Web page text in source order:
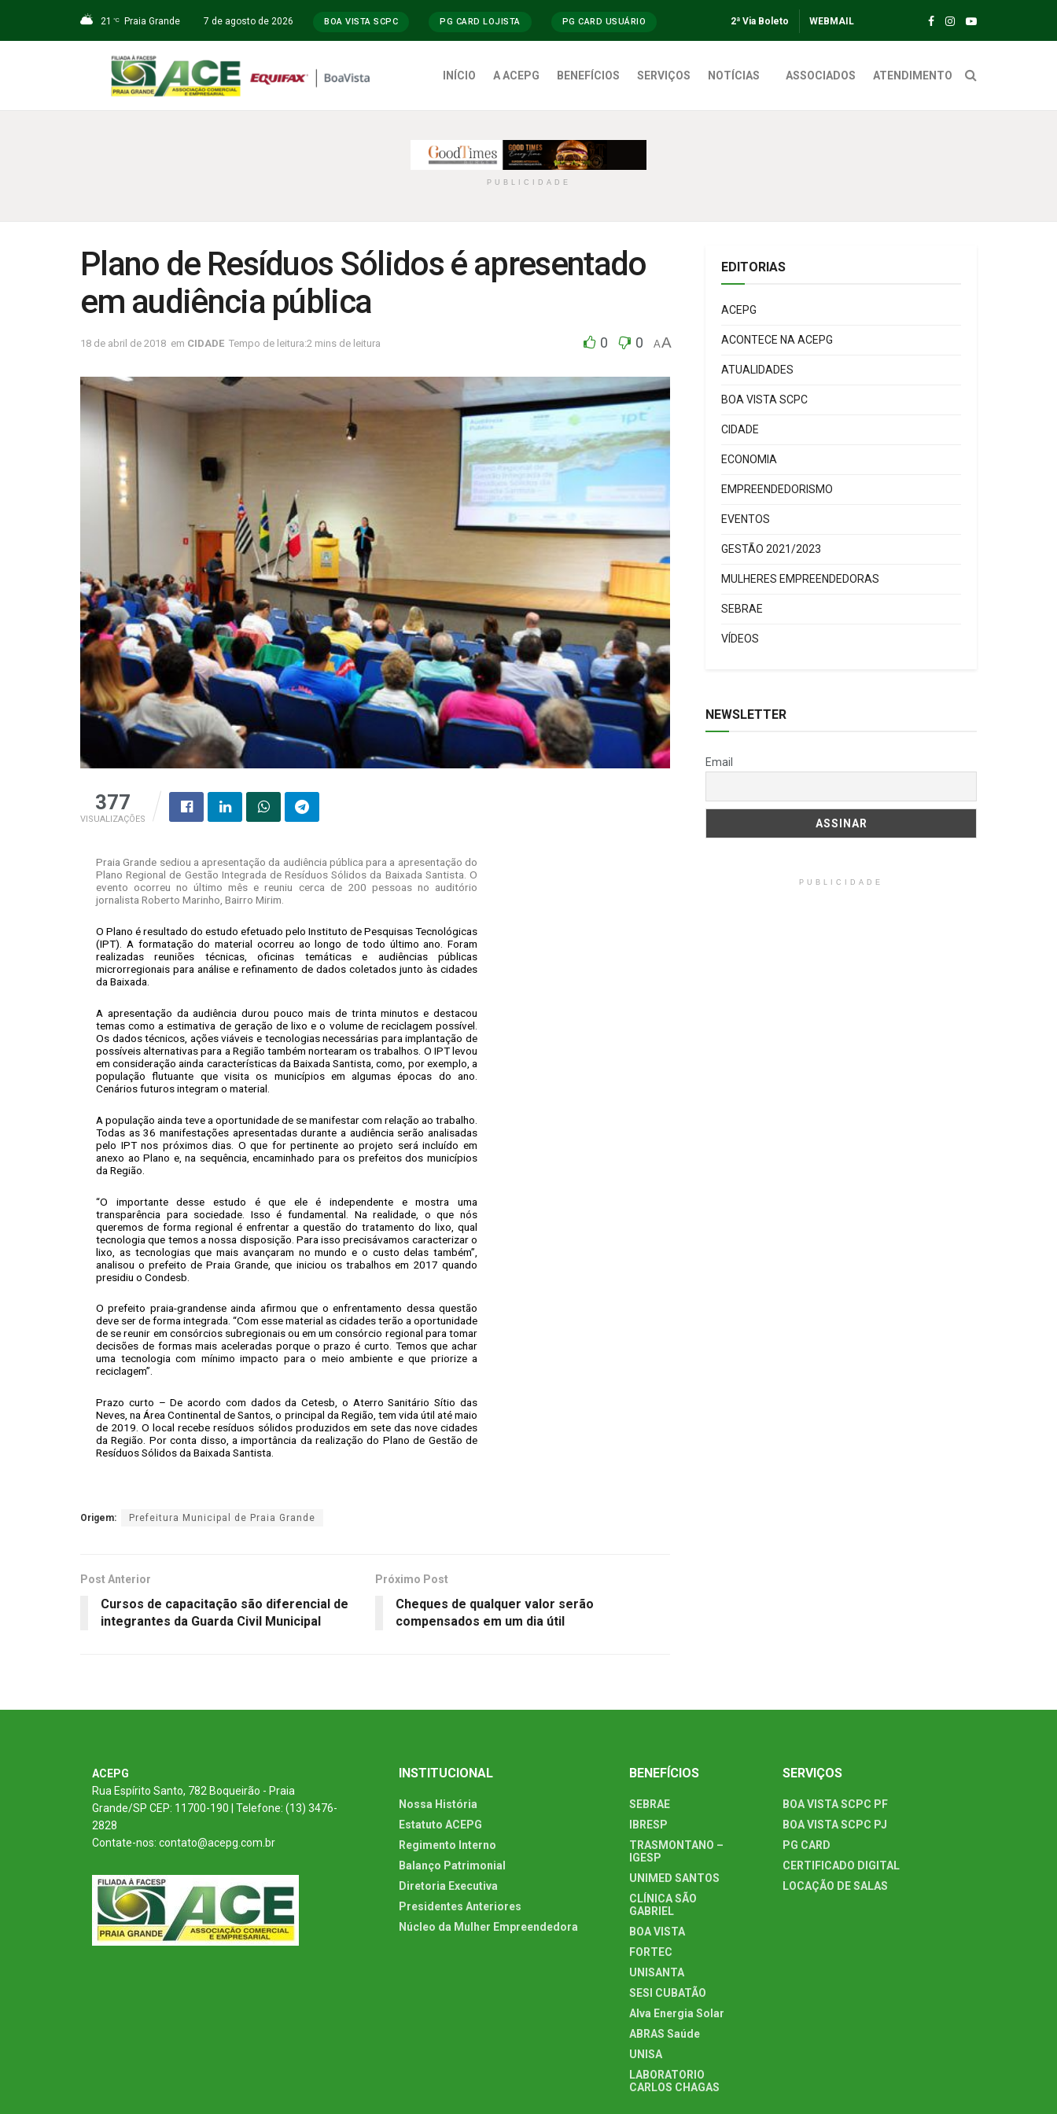
21 °C Praia Grande 7 de agosto de 2026 BOA VISTA SCPC PG CARD LOJISTA PG CARD USUÁRIO 2ª Via Boleto WEBMAIL
INÍCIO A ACEPG BENEFÍCIOS SERVIÇOS NOTÍCIAS ASSOCIADOS ATENDIMENTO
PUBLICIDADE
Plano de Resíduos Sólidos é apresentado
em audiência pública
18 de abril de 2018 em CIDADE Tempo de leitura:2 mins de leitura 0 0 AA
377
VISUALIZAÇÕES
Praia Grande sediou a apresentação da audiência pública para a apresentação do
Plano Regional de Gestão Integrada de Resíduos Sólidos da Baixada Santista. O
evento ocorreu no último mês e reuniu cerca de 200 pessoas no auditório
jornalista Roberto Marinho, Bairro Mirim.
O Plano é resultado do estudo efetuado pelo Instituto de Pesquisas Tecnológicas
(IPT). A formatação do material ocorreu ao longo de todo último ano. Foram
realizadas reuniões técnicas, oficinas temáticas e audiências públicas
microrregionais para análise e refinamento de dados coletados junto às cidades
da Baixada.
A apresentação da audiência durou pouco mais de trinta minutos e destacou
temas como a estimativa de geração de lixo e o volume de reciclagem possível.
Os dados técnicos, ações viáveis e tecnologias necessárias para implantação de
possíveis alternativas para a Região também nortearam os trabalhos. O IPT levou
em consideração ainda características da Baixada Santista, como, por exemplo, a
população flutuante que visita os municípios em algumas épocas do ano.
Cenários futuros integram o material.
A população ainda teve a oportunidade de se manifestar com relação ao trabalho.
Todas as 36 manifestações apresentadas durante a audiência serão analisadas
pelo IPT nos próximos dias. O que for pertinente ao projeto será incluído em
anexo ao Plano e, na sequência, encaminhado para os prefeitos dos municípios
da Região.
“O importante desse estudo é que ele é independente e mostra uma
transparência para sociedade. Isso é fundamental. Na realidade, o que nós
queremos de forma regional é enfrentar a questão do tratamento do lixo, qual
tecnologia que temos a nossa disposição. Para isso precisávamos caracterizar o
lixo, as tecnologias que mais avançaram no mundo e o custo delas também”,
analisou o prefeito de Praia Grande, que iniciou os trabalhos em 2017 quando
presidiu o Condesb.
O prefeito praia-grandense ainda afirmou que o enfrentamento dessa questão
deve ser de forma integrada. “Com esse material as cidades terão a oportunidade
de se reunir em consórcios subregionais ou em um consórcio regional para tomar
decisões de formas mais aceleradas porque o prazo é curto. Temos que achar
uma tecnologia com mínimo impacto para o meio ambiente e que priorize a
reciclagem”.
Prazo curto – De acordo com dados da Cetesb, o Aterro Sanitário Sítio das
Neves, na Área Continental de Santos, o principal da Região, tem vida útil até maio
de 2019. O local recebe resíduos sólidos produzidos em sete das nove cidades
da Região. Por conta disso, a importância da realização do Plano de Gestão de
Resíduos Sólidos da Baixada Santista.
Origem: Prefeitura Municipal de Praia Grande
Post Anterior
Cursos de capacitação são diferencial de
integrantes da Guarda Civil Municipal
Próximo Post
Cheques de qualquer valor serão
compensados em um dia útil
EDITORIAS
ACEPG
ACONTECE NA ACEPG
ATUALIDADES
BOA VISTA SCPC
CIDADE
ECONOMIA
EMPREENDEDORISMO
EVENTOS
GESTÃO 2021/2023
MULHERES EMPREENDEDORAS
SEBRAE
VÍDEOS
NEWSLETTER
Email
PUBLICIDADE
ACEPG
Rua Espírito Santo, 782 Boqueirão - Praia
Grande/SP CEP: 11700-190 | Telefone: (13) 3476-
2828
Contate-nos: contato@acepg.com.br
INSTITUCIONAL
Nossa História
Estatuto ACEPG
Regimento Interno
Balanço Patrimonial
Diretoria Executiva
Presidentes Anteriores
Núcleo da Mulher Empreendedora
BENEFÍCIOS
SEBRAE
IBRESP
TRASMONTANO –
IGESP
UNIMED SANTOS
CLÍNICA SÃO
GABRIEL
BOA VISTA
FORTEC
UNISANTA
SESI CUBATÃO
Alva Energia Solar
ABRAS Saúde
UNISA
LABORATORIO
CARLOS CHAGAS
SERVIÇOS
BOA VISTA SCPC PF
BOA VISTA SCPC PJ
PG CARD
CERTIFICADO DIGITAL
LOCAÇÃO DE SALAS